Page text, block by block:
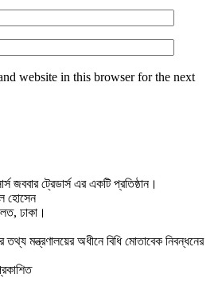
website in this browser for the next
জববার ট্রেডার্স এর একটি প্রতিষ্ঠান।
হোসেন
ঢাকা।
তথ্য মন্ত্রণালয়ের অধীনে বিধি মোতাবেক নিবন্ধনের